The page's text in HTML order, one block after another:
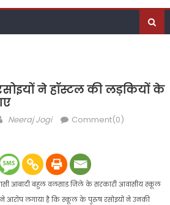
ने हॉस्टल की लड़कियों के
Author
Neeraj Jogi Comment(0)
आबादी बहुल वलसाड जिले के सरकारी आवासीय स्कूल
ने आरोप लगाया है कि स्कूल के पुरुष रसोइयों ने उनकी